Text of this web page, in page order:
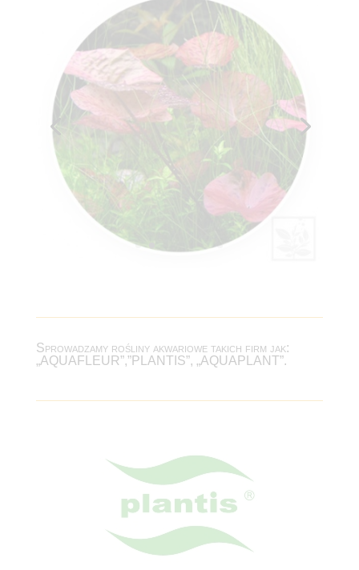
Sprowadzamy rośliny akwariowe takich firm jak:
„AQUAFLEUR”,”PLANTIS”, „AQUAPLANT”.